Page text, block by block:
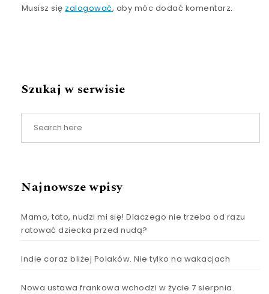
Musisz się zalogować, aby móc dodać komentarz.
Szukaj w serwisie
Najnowsze wpisy
Mamo, tato, nudzi mi się! Dlaczego nie trzeba od razu
ratować dziecka przed nudą?
Indie coraz bliżej Polaków. Nie tylko na wakacjach
Nowa ustawa frankowa wchodzi w życie 7 sierpnia.